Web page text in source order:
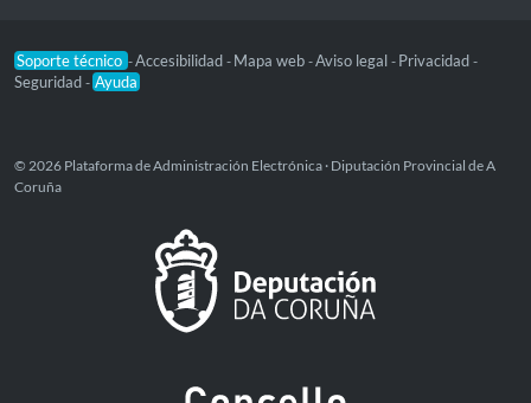
Soporte técnico -Accesibilidad - Mapa web -Aviso legal - Privacidad -
Seguridad - Ayuda
© 2026 Plataforma de Administración Electrónica · Diputación Provincial de A
Coruña